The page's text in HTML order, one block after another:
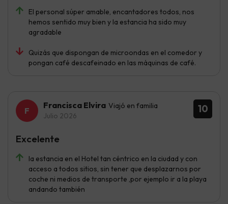
El personal súper amable, encantadores todos, nos
hemos sentido muy bien y la estancia ha sido muy
agradable
Quizás que dispongan de microondas en el comedor y
pongan café descafeinado en las máquinas de café.
10
Francisca Elvira Viajó en familia
Julio 2026
la estancia en el Hotel tan céntrico en la ciudad y con
acceso a todos sitios, sin tener que desplazarnos por
coche ni medios de transporte ,por ejemplo ir a la playa
andando también
Excelente